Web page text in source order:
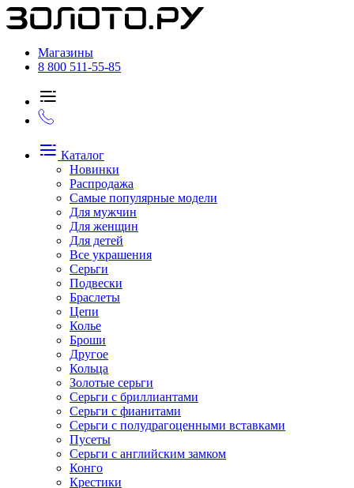
Магазины
8 800 511-55-85
Каталог
Новинки
Распродажа
Самые популярные модели
Для мужчин
Для женщин
Для детей
Все украшения
Серьги
Подвески
Браслеты
Цепи
Колье
Броши
Другое
Кольца
Золотые серьги
Серьги с бриллиантами
Серьги с фианитами
Серьги с полудрагоценными вставками
Пусеты
Серьги с английским замком
Конго
Крестики